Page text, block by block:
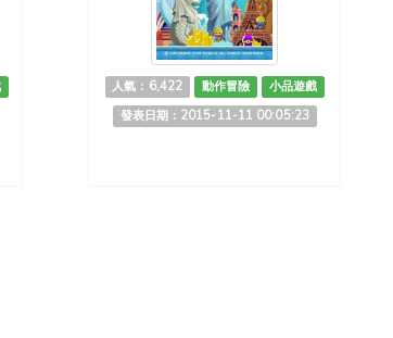
人氣：6,422 動作冒險
小品遊戲
發表日期：2015-11-11 00:05:23